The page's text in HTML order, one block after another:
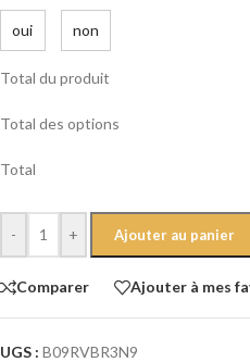
oui non
Total du produit
Total des options
Total
- + Ajouter au panier
Comparer Ajouter à mes
UGS : B09RVBR3N9